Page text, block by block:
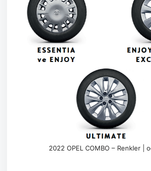
2022 OPEL COMBO – Renkler |